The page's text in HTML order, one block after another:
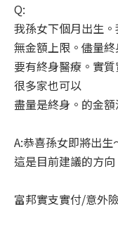
Q:
我孫女下個月出生
無金額上限。儘量終
要有終身醫療。實
很多家也可以
盡量是終身。的金額
A:恭喜孫女即將出生
這是目前建議的方
富邦實支實付/意外